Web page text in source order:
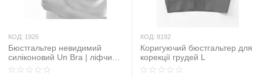
КОД: 1926
Бюстгальтер невидимий
силіконовий Un Bra | ліфчик -
невидимка
КОД: 8192
Коригуючий бюстгальтер для
корекції грудей L